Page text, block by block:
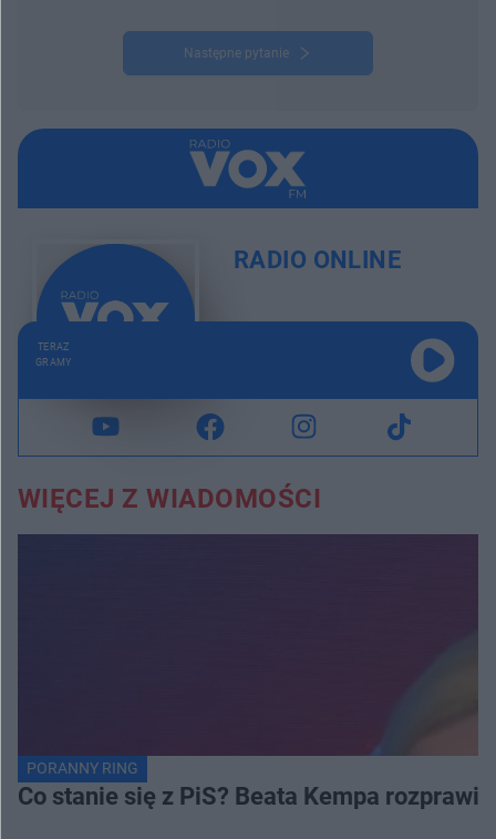
Następne pytanie
RADIO ONLINE
TERAZ
GRAMY
WIĘCEJ Z WIADOMOŚCI
PORANNY RING
Co stanie się z PiS? Beata Kempa